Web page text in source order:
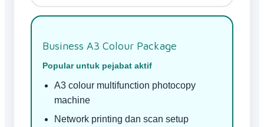
Business A3 Colour Package
Popular untuk pejabat aktif
A3 colour multifunction photocopy
machine
Network printing dan scan setup